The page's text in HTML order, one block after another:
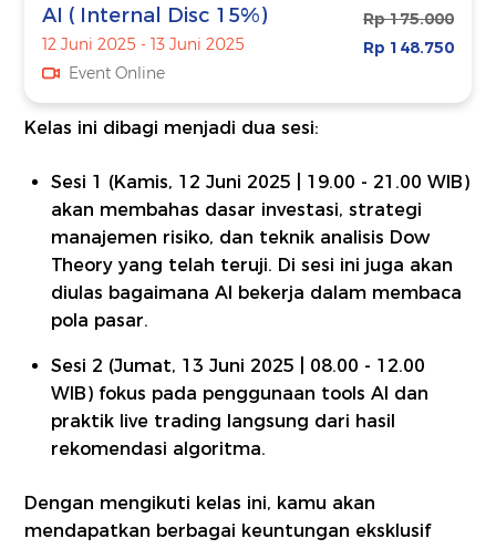
AI ( Internal Disc 15%)
12 Juni 2025 - 13 Juni 2025
Event Online
Rp 175.000
Rp 148.750
Kelas ini dibagi menjadi dua sesi:
Sesi 1 (Kamis, 12 Juni 2025 | 19.00 - 21.00 WIB)
akan membahas dasar investasi, strategi
manajemen risiko, dan teknik analisis Dow
Theory yang telah teruji. Di sesi ini juga akan
diulas bagaimana AI bekerja dalam membaca
pola pasar.
Sesi 2 (Jumat, 13 Juni 2025 | 08.00 - 12.00
WIB) fokus pada penggunaan tools AI dan
praktik live trading langsung dari hasil
rekomendasi algoritma.
Dengan mengikuti kelas ini, kamu akan
mendapatkan berbagai keuntungan eksklusif